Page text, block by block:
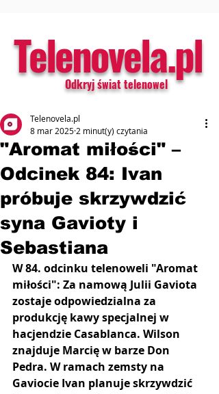
Telenovela.pl
Odkryj świat telenowel
"Aromat miłości" –
Odcinek 84: Ivan
próbuje skrzywdzić
syna Gavioty i
Sebastiana
Telenovela.pl
8 mar 2025 2 minut(y) czytania
W 84. odcinku telenoweli "Aromat
miłości": Za namową Julii Gaviota
zostaje odpowiedzialna za
produkcję kawy specjalnej w
hacjendzie Casablanca. Wilson
znajduje Marcię w barze Don
Pedra. W ramach zemsty na
Gaviocie Ivan planuje skrzywdzić